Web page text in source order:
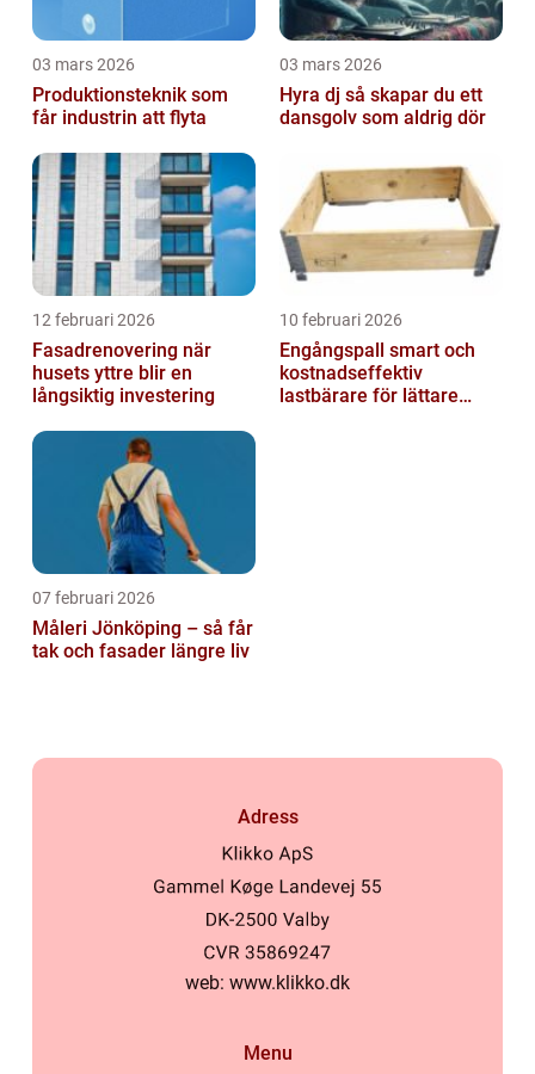
03 mars 2026
Produktionsteknik som
får industrin att flyta
03 mars 2026
Hyra dj så skapar du ett
dansgolv som aldrig dör
12 februari 2026
Fasadrenovering när
husets yttre blir en
långsiktig investering
10 februari 2026
Engångspall smart och
kostnadseffektiv
lastbärare för lättare
07 februari 2026
Måleri Jönköping – så får
tak och fasader längre liv
Adress
web: www.klikko.dk
Menu